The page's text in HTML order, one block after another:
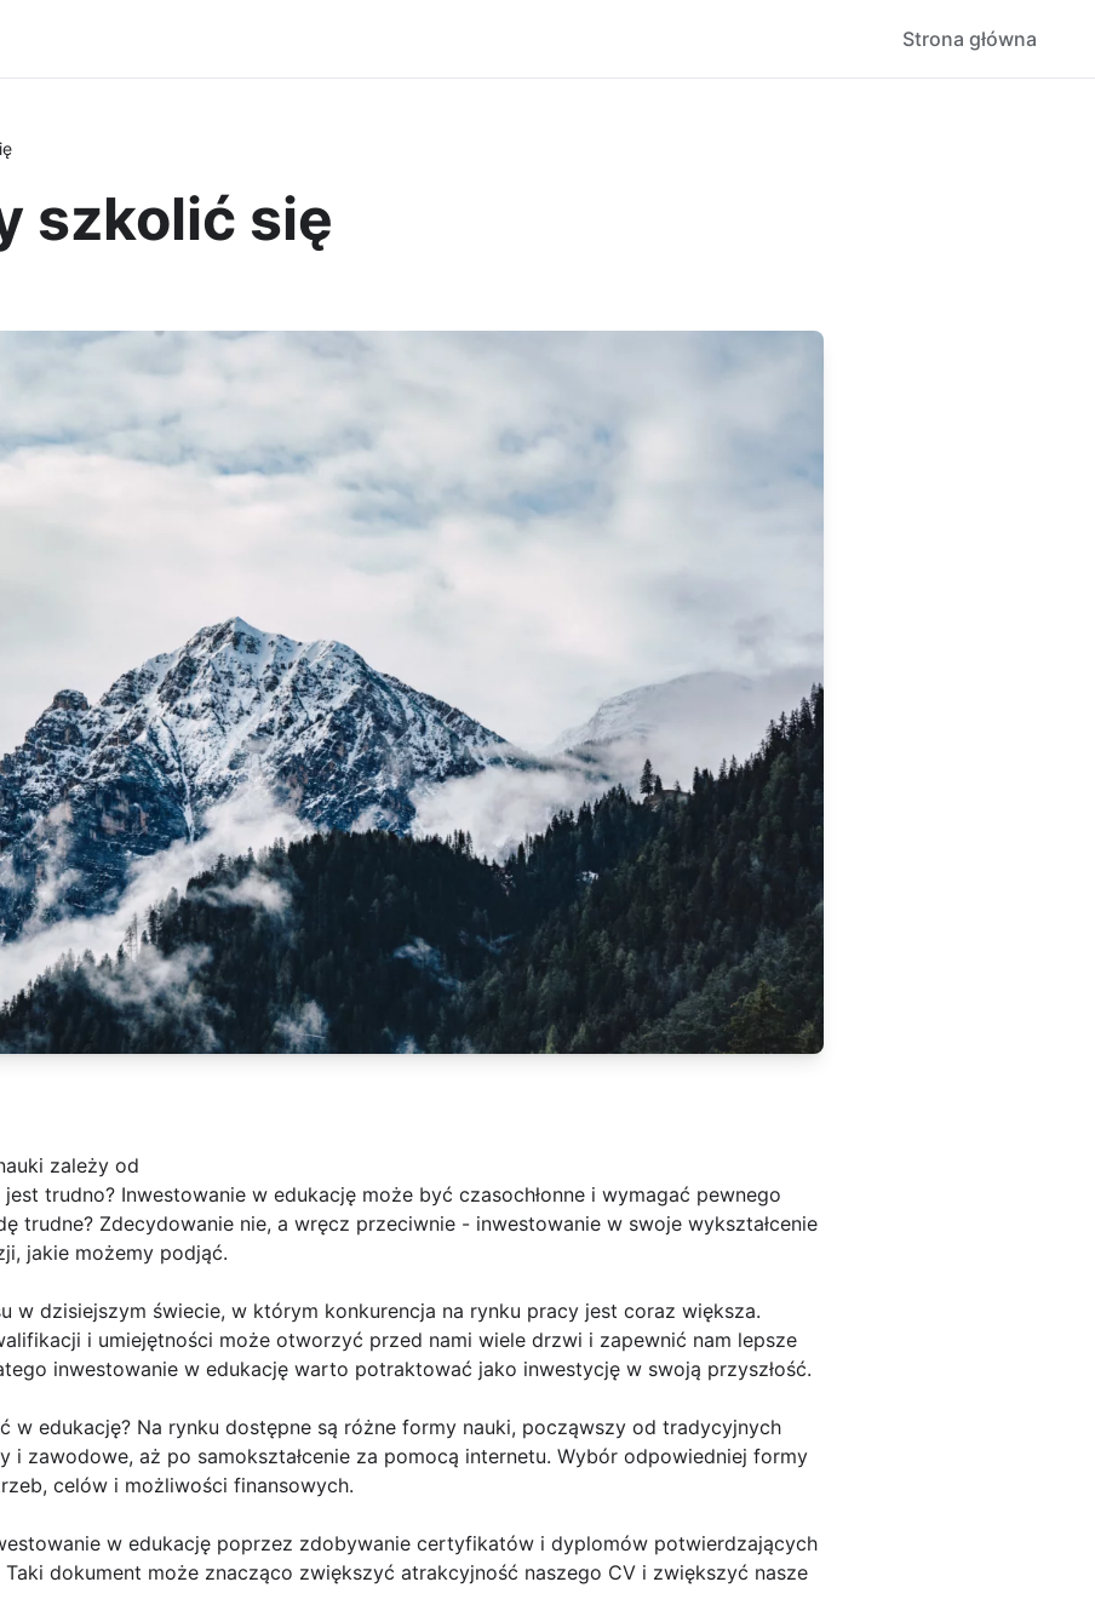
Strona główna
szkolić się
zależy od
trudno? Inwestowanie w edukację może być czasochłonne i wymagać pewnego
trudne? Zdecydowanie nie, a wręcz przeciwnie - inwestowanie w swoje wykształcenie
jakie możemy podjąć.
w dzisiejszym świecie, w którym konkurencja na rynku pracy jest coraz większa.
i umiejętności może otworzyć przed nami wiele drzwi i zapewnić nam lepsze
inwestowanie w edukację warto potraktować jako inwestycję w swoją przyszłość.
w edukację? Na rynku dostępne są różne formy nauki, począwszy od tradycyjnych
i zawodowe, aż po samokształcenie za pomocą internetu. Wybór odpowiedniej formy
celów i możliwości finansowych.
w edukację poprzez zdobywanie certyfikatów i dyplomów potwierdzających
dokument może znacząco zwiększyć atrakcyjność naszego CV i zwiększyć nasze